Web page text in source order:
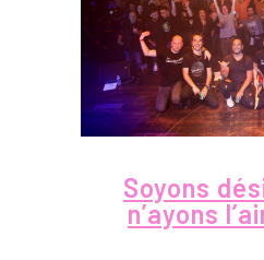
Soyons
n’ayons